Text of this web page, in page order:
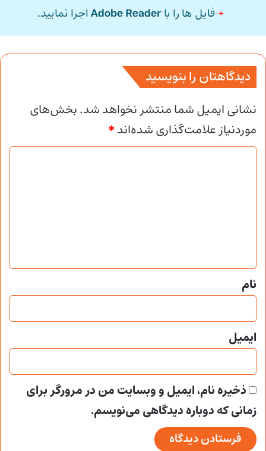
+ فایل ها را باAdobe Readerاجرا نمایید.
دیدگاهتان را بنویسید
نشانی ایمیل شما منتشر نخواهد شد.بخش‌های
موردنیاز علامت‌گذاری شده‌اند*
د
*
نام
ایمیل
ذخیره نام، ایمیل و وبسایت من در مرورگر برای
زمانی که دوباره دیدگاهی می‌نویسم.